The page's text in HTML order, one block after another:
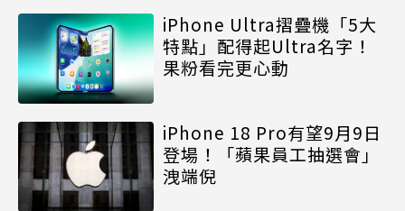
iPhone Ultra摺疊機「5大
特點」配得起Ultra名字！
果粉看完更心動
iPhone 18 Pro有望9月9日
登場！「蘋果員工抽選會」
洩端倪